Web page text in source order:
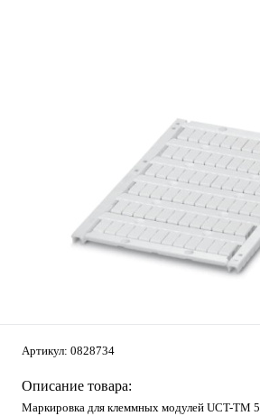
Артикул: 0828734
Описание товара:
Маркировка для клеммных модулей UCT-TM 5